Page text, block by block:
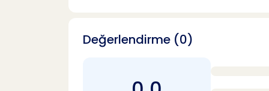
Değerlendirme (0)